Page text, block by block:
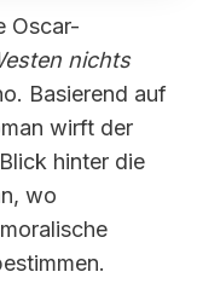
Oscar-
nichts
Basierend auf
wirft der
hinter die
wo